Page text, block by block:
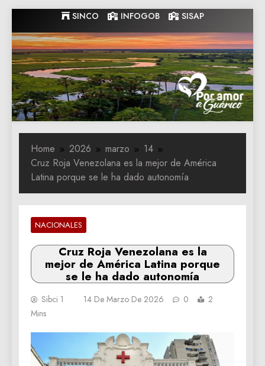
to
content
SINCO INFOGOB SISAP
Gobernacion
de Guarico
Gobernacion de Guarico
Home 2026 marzo
14
Cruz Roja Venezolana es la mejor de América
Latina porque se le ha dado autonomía
NACIONALES
Cruz Roja Venezolana es la
mejor de América Latina porque
se le ha dado autonomía
Sibci 1 14 De Marzo De 2026 0
2
Mins